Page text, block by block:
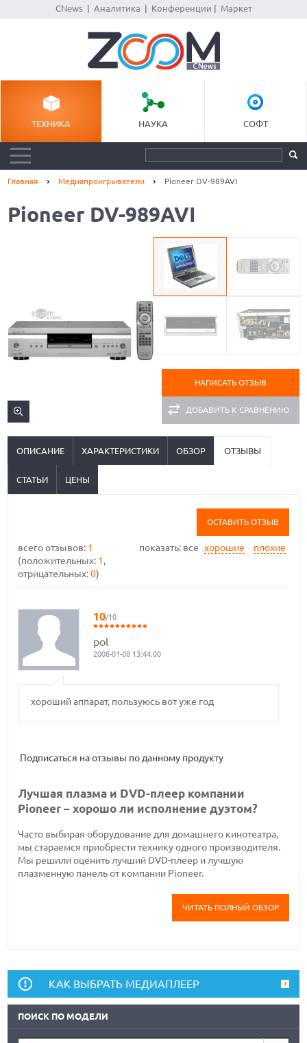
CNews| Аналитика Конференции Маркет
ТЕХНИКА НАУКА СОФТ
Главная Медиапроигрыватели Pioneer DV-989AVI
Pioneer DV-989AVI
НАПИСАТЬ ОТЗЫВ
ДОБАВИТЬ К СРАВНЕНИЮ
ОПИСАНИЕ ХАРАКТЕРИСТИКИ ОБЗОР ОТЗЫВЫ
СТАТЬИ ЦЕНЫ
ОСТАВИТЬ ОТЗЫВ
показать: все хорошие плохие
всего отзывов: 1
(положительных: 1,
отрицательных:0)
10/10
pol
2008-01-08 13:44:00
хороший аппарат, пользуюсь вот уже год
Подписаться на отзывы по данному продукту
Лучшая плазма и DVD-плеер компании
Pioneer – хорошо ли исполнение дуэтом?
Часто выбирая оборудование для домашнего кинотеатра,
мы стараемся приобрести технику одного производителя.
Мы решили оценить лучший DVD-плеер и лучшую
плазменную панель от компании Pioneer.
ЧИТАТЬ ПОЛНЫЙ ОБЗОР
КАК ВЫБРАТЬ МЕДИАПЛЕЕР
ПОИСК ПО МОДЕЛИ